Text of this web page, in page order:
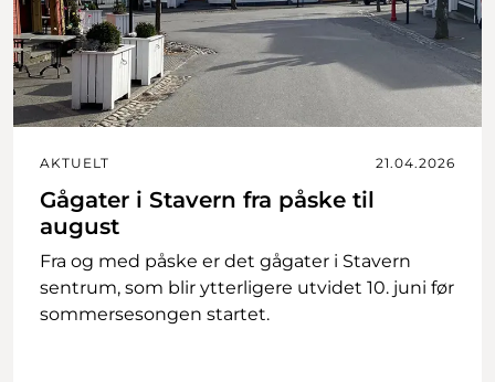
AKTUELT 21.04.2026
Gågater i Stavern fra påske til
august
Fra og med påske er det gågater i Stavern
sentrum, som blir ytterligere utvidet 10. juni før
sommersesongen startet.